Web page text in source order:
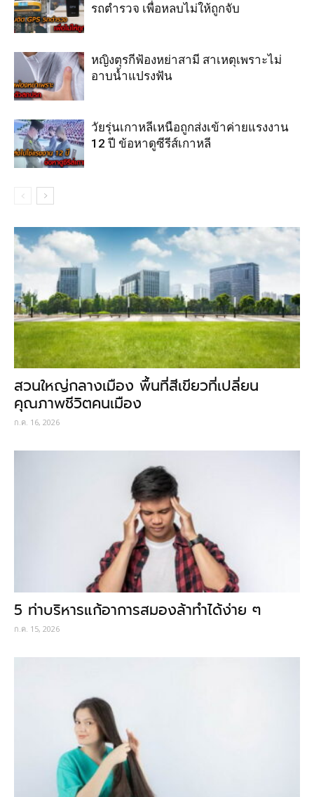
รถตำรวจ เพื่อหลบไม่ให้ถูกจับ
หญิงตุรกีฟ้องหย่าสามี สาเหตุเพราะไม่
อาบน้ำแปรงฟัน
วัยรุ่นเกาหลีเหนือถูกส่งเข้าค่ายแรงงาน
12 ปี ข้อหาดูซีรีส์เกาหลี
สวนใหญ่กลางเมือง พื้นที่สีเขียวที่เปลี่ยน
คุณภาพชีวิตคนเมือง
ก.ค. 16, 2026
5 ท่าบริหารแก้อาการสมองล้าทำได้ง่าย ๆ
ก.ค. 15, 2026